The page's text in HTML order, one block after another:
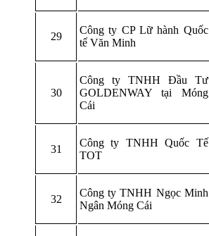
29
Công ty CP Lữ hành Quốc
tế Văn Minh
30
Công ty TNHH Đầu Tư
GOLDENWAY tại Móng
Cái
31
Công ty TNHH Quốc Tế
TOT
32
Công ty TNHH Ngọc Minh
Ngân Móng Cái